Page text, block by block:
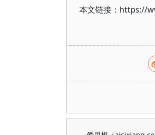
本文链接：https://